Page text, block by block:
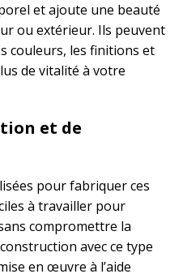
et ajoute une beauté
ou extérieur. Ils peuvent
couleurs, les finitions et
de vitalité à votre
et de
pour fabriquer ces
à travailler pour
compromettre la
avec ce type
en œuvre à l’aide